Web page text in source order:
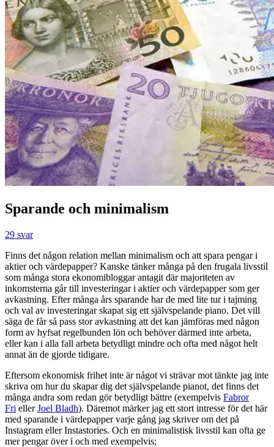
Sparande och minimalism
29 svar
Finns det någon relation mellan minimalism och att spara pengar i
aktier och värdepapper? Kanske tänker många på den frugala livsstil
som många stora ekonomibloggar antagit där majoriteten av
inkomsterna går till investeringar i aktier och värdepapper som ger
avkastning. Efter många års sparande har de med lite tur i tajming
och val av investeringar skapat sig ett självspelande piano. Det vill
säga de får så pass stor avkastning att det kan jämföras med någon
form av hyfsat regelbunden lön och behöver därmed inte arbeta,
eller kan i alla fall arbeta betydligt mindre och ofta med något helt
annat än de gjorde tidigare.
Eftersom ekonomisk frihet inte är något vi strävar mot tänkte jag inte
skriva om hur du skapar dig det självspelande pianot, det finns det
många andra som redan gör betydligt bättre (exempelvis Fabror
Fri ellerJoel Bladh). Däremot märker jag ett stort intresse för det här
med sparande i värdepapper varje gång jag skriver om det på
Instagram eller Instastories. Och en minimalistisk livsstil kan ofta ge
mer pengar över i och med exempelvis;